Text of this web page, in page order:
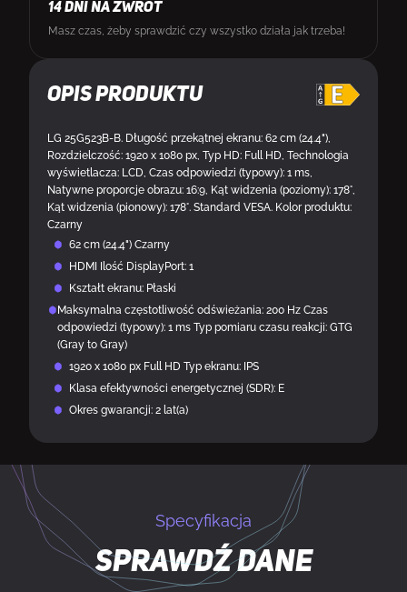
Opis produktu
LG 25G523B-B. Długość przekątnej ekranu: 62 cm (24.4"),
Rozdzielczość: 1920 x 1080 px, Typ HD: Full HD, Technologia
wyświetlacza: LCD, Czas odpowiedzi (typowy): 1 ms,
Natywne proporcje obrazu: 16:9, Kąt widzenia (poziomy): 178°,
Kąt widzenia (pionowy): 178°. Standard VESA. Kolor produktu:
Czarny
62 cm (24.4") Czarny
HDMI Ilość DisplayPort: 1
Kształt ekranu: Płaski
Maksymalna częstotliwość odświeżania: 200 Hz Czas
odpowiedzi (typowy): 1 ms Typ pomiaru czasu reakcji: GTG
(Gray to Gray)
1920 x 1080 px Full HD Typ ekranu: IPS
Klasa efektywności energetycznej (SDR): E
Okres gwarancji: 2 lat(a)
14 DNI NA ZWROT
Masz czas, żeby sprawdzić czy wszystko działa jak trzeba!
Specyfikacja
Sprawdź dane